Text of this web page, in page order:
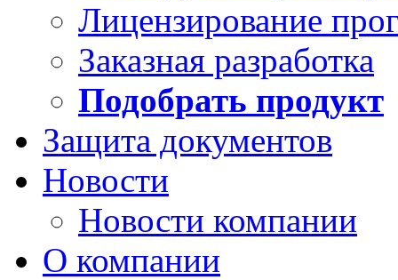
Лицензирование
Заказная разработка
Подобрать продукт
Защита документов
Новости
Новости компании
О компании